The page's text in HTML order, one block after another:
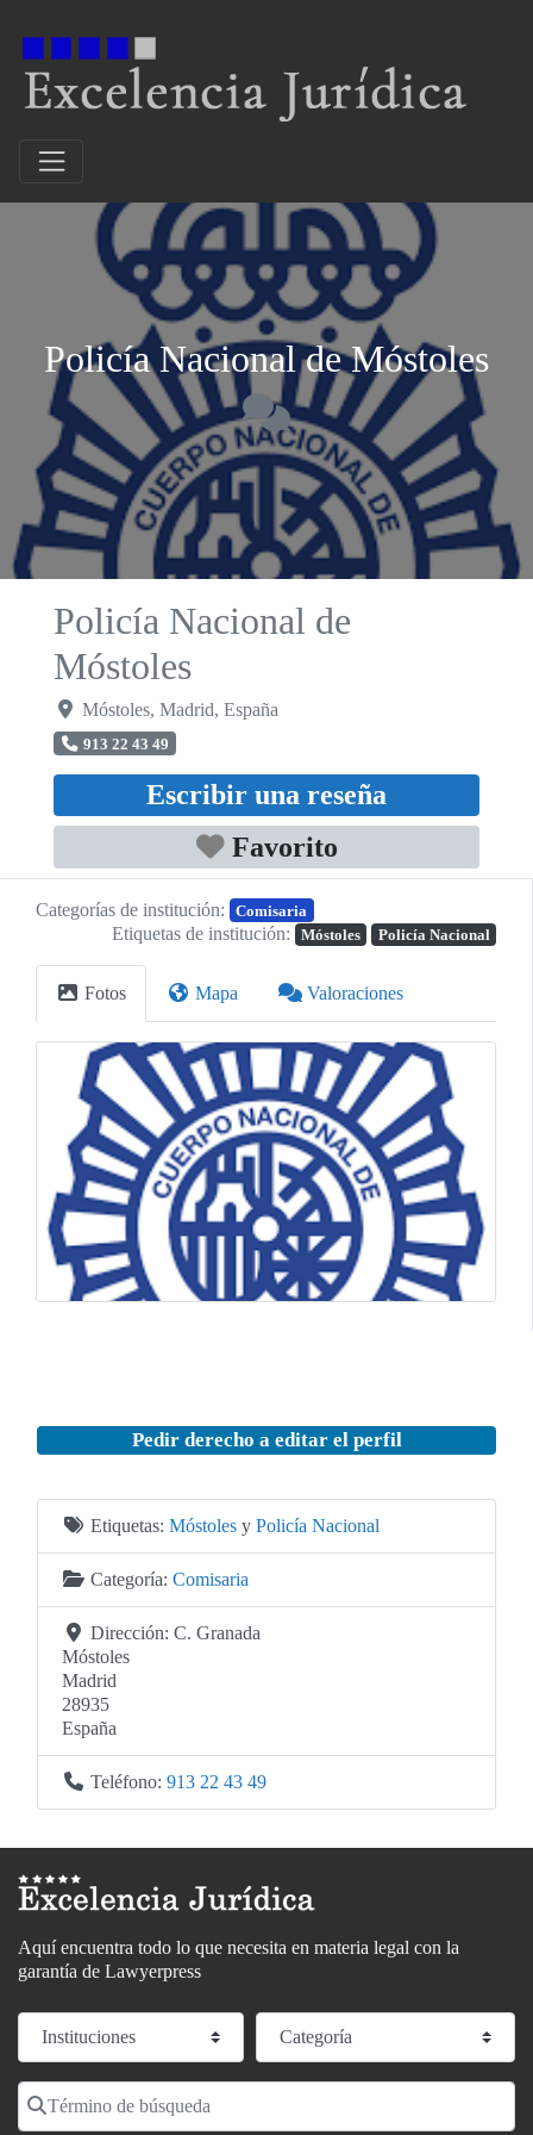
Policía Nacional de Móstoles
Policía Nacional de
Móstoles
Móstoles, Madrid, España
913 22 43 49
Escribir una reseña
Favorito
Categorías de institución: Comisaria
Etiquetas de institución: Móstoles Policía Nacional
Fotos Mapa Valoraciones
Pedir derecho a editar el perfil
Etiquetas: Móstoles y Policía Nacional
Categoría: Comisaria
Dirección: C. Granada
Móstoles
Madrid
28935
España
Teléfono: 913 22 43 49
Aquí encuentra todo lo que necesita en materia legal con la
garantía de Lawyerpress
Seleccionar el formulario de búsqueda
Categoría
Término de búsqueda